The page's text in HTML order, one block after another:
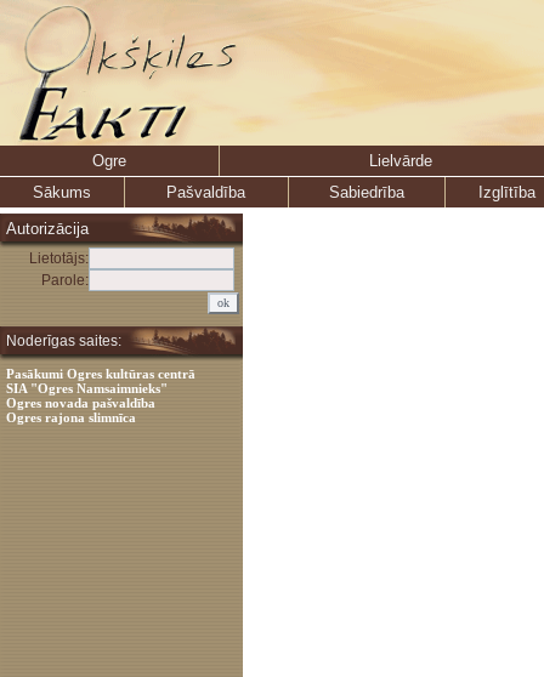
Ogre
Lielvārde
Sākums
Pašvaldība Sabiedrība
Izglītība
Autorizācija
Lietotājs:
Parole:
Noderīgas saites:
Pasākumi Ogres kultūras centrā
SIA "Ogres Namsaimnieks"
Ogres novada pašvaldība
Ogres rajona slimnīca